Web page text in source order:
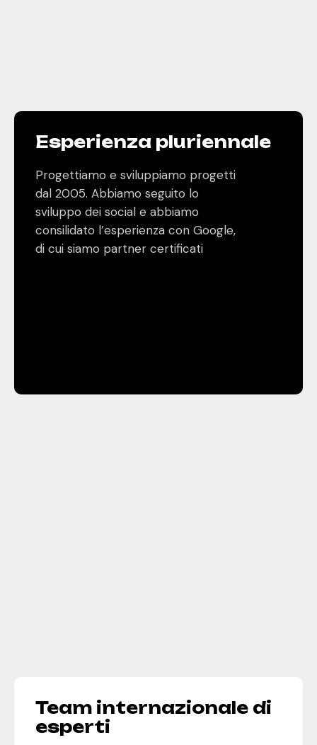
Esperienza pluriennale
Progettiamo e sviluppiamo progetti
dal 2005. Abbiamo seguito lo
sviluppo dei social e abbiamo
consilidato l’esperienza con Google,
di cui siamo partner certificati
Team internazionale di
esperti